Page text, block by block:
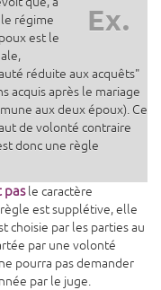
Ex.
régime
est le
réduite aux acquêts"
acquis après le mariage
aux deux époux). Ce
de volonté contraire
donc une règle
pasle caractère
est supplétive, elle
choisie par les parties au
par une volonté
pourra pas demander
par le juge.